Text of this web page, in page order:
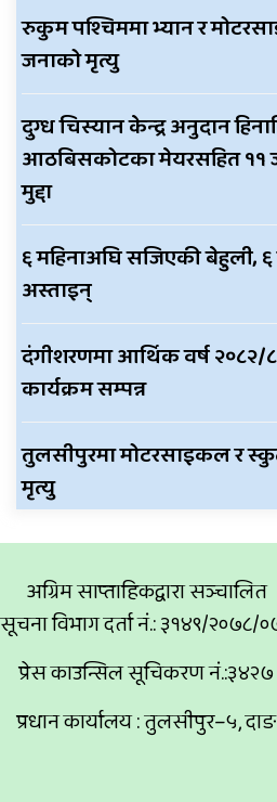
रुकुम पश्चिममा भ्यान र
जनाको मृत्यु
दुग्ध चिस्यान केन्द्र अनुदान
आठबिसकोटका मेयरसहित ११
मुद्दा
६ महिनाअघि सजिएकी बेहुली,
अस्ताइन्
दंगीशरणमा आर्थिक वर्ष २०८२/
कार्यक्रम सम्पन्न
तुलसीपुरमा मोटरसाइकल र
मृत्यु
अग्रिम साप्ताहिकद्वारा सञ्चालित
सूचना विभाग दर्ता नं.: ३१४९/२०७८/
प्रेस काउन्सिल सूचिकरण नं.:३४२७
प्रधान कार्यालय : तुलसीपुर–५, दाङ